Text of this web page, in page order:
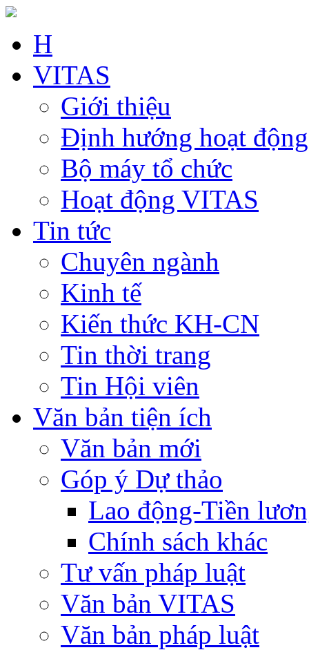
H
VITAS
Giới thiệu
Định hướng hoạt động
Bộ máy tổ chức
Hoạt động VITAS
Tin tức
Chuyên ngành
Kinh tế
Kiến thức KH-CN
Tin thời trang
Tin Hội viên
Văn bản tiện ích
Văn bản mới
Góp ý Dự thảo
Lao động-Tiền
Chính sách khác
Tư vấn pháp luật
Văn bản VITAS
Văn bản pháp luật